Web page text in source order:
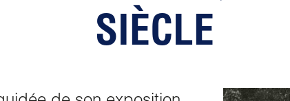
SIÈCLE